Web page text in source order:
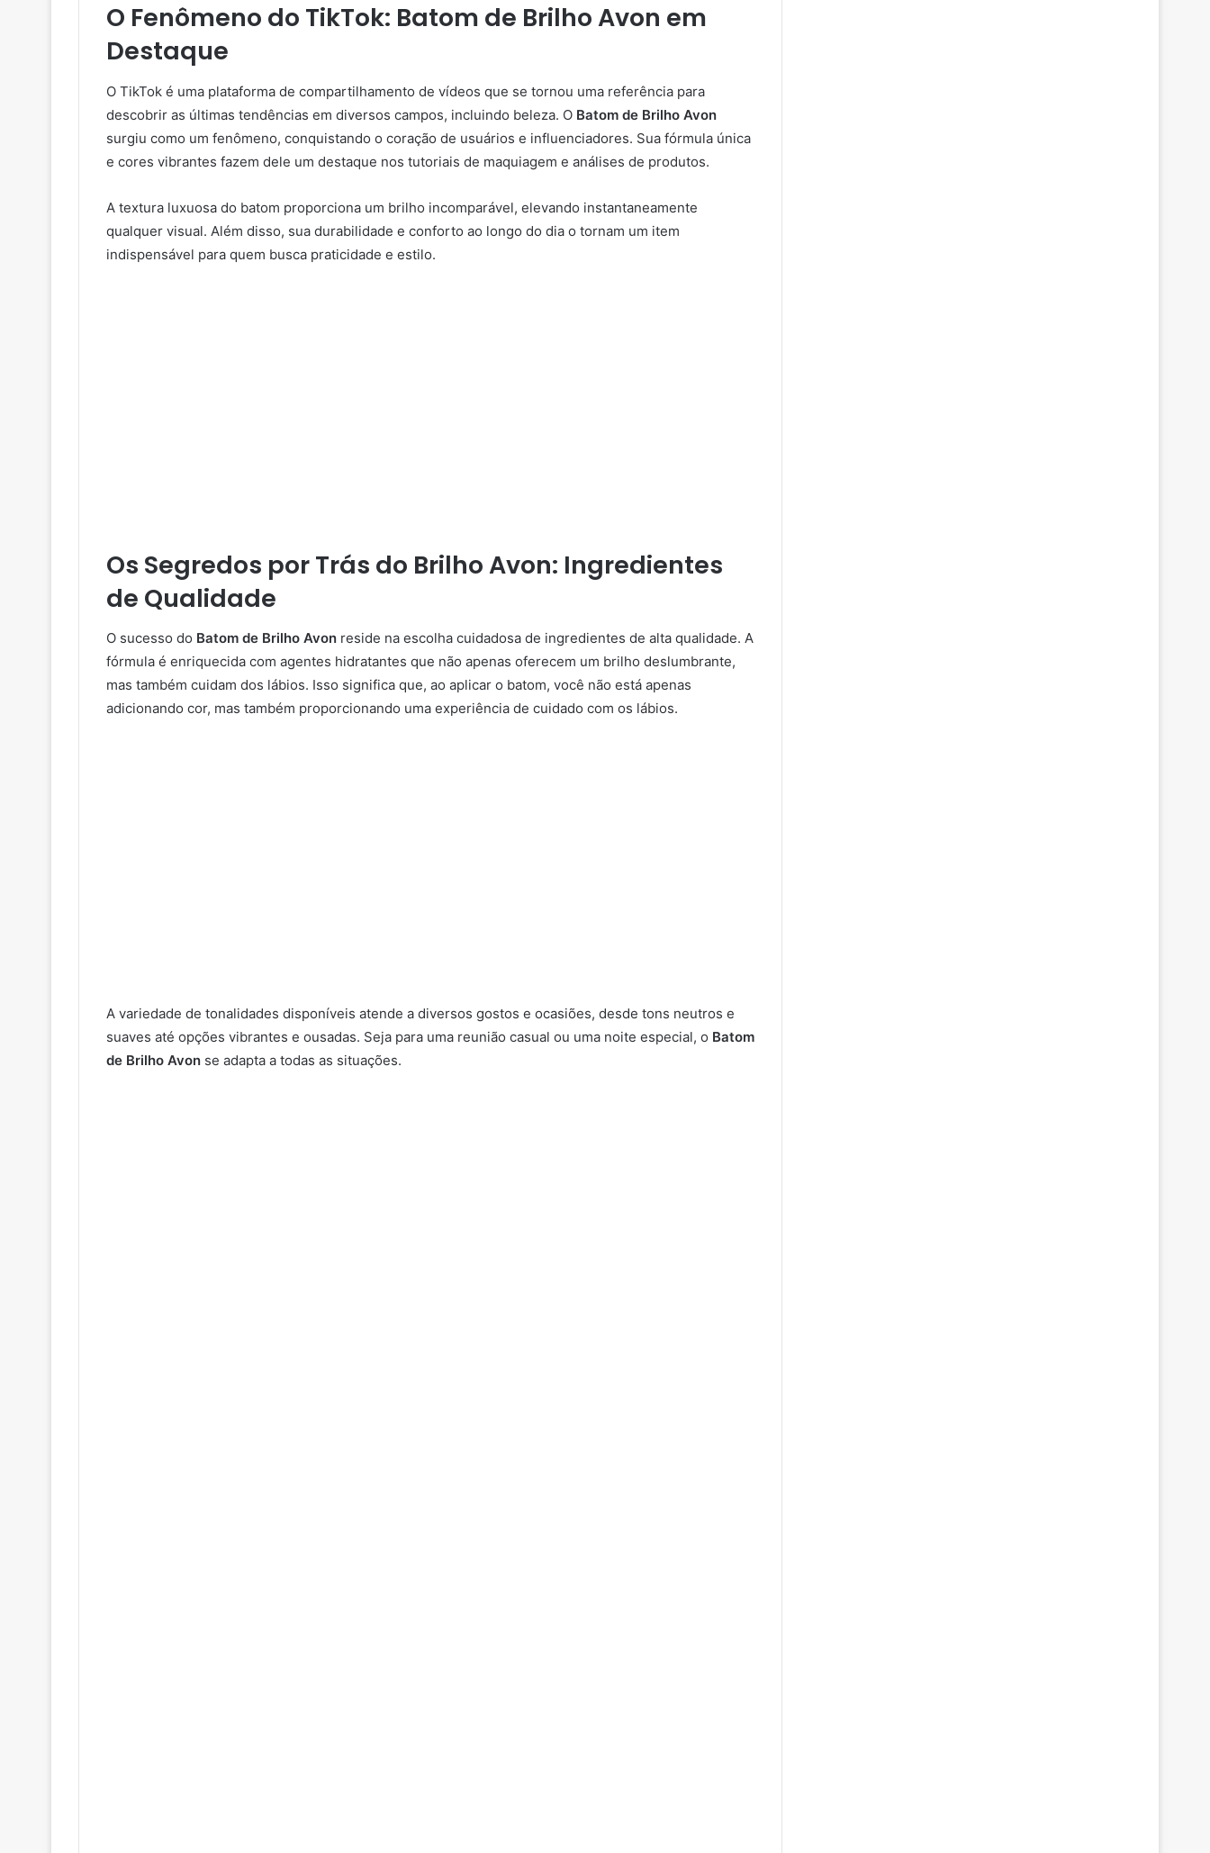
O Fenômeno do TikTok: Batom de Brilho Avon em
Destaque
O TikTok é uma plataforma de compartilhamento de vídeos que se tornou uma referência para
descobrir as últimas tendências em diversos campos, incluindo beleza. O Batom de Brilho Avon
surgiu como um fenômeno, conquistando o coração de usuários e influenciadores. Sua fórmula única
e cores vibrantes fazem dele um destaque nos tutoriais de maquiagem e análises de produtos.
A textura luxuosa do batom proporciona um brilho incomparável, elevando instantaneamente
qualquer visual. Além disso, sua durabilidade e conforto ao longo do dia o tornam um item
indispensável para quem busca praticidade e estilo.
Os Segredos por Trás do Brilho Avon: Ingredientes
de Qualidade
O sucesso do Batom de Brilho Avon reside na escolha cuidadosa de ingredientes de alta qualidade. A
fórmula é enriquecida com agentes hidratantes que não apenas oferecem um brilho deslumbrante,
mas também cuidam dos lábios. Isso significa que, ao aplicar o batom, você não está apenas
adicionando cor, mas também proporcionando uma experiência de cuidado com os lábios.
A variedade de tonalidades disponíveis atende a diversos gostos e ocasiões, desde tons neutros e
suaves até opções vibrantes e ousadas. Seja para uma reunião casual ou uma noite especial, o Batom
de Brilho Avon se adapta a todas as situações.